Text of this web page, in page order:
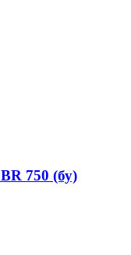
750 (бу)